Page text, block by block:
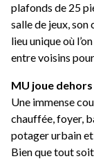
plafonds de 25
salle de jeux, son
lieu unique où
entre voisins
MU joue dehors
Une immense
chauffée, foyer,
potager urbain
Bien que tout